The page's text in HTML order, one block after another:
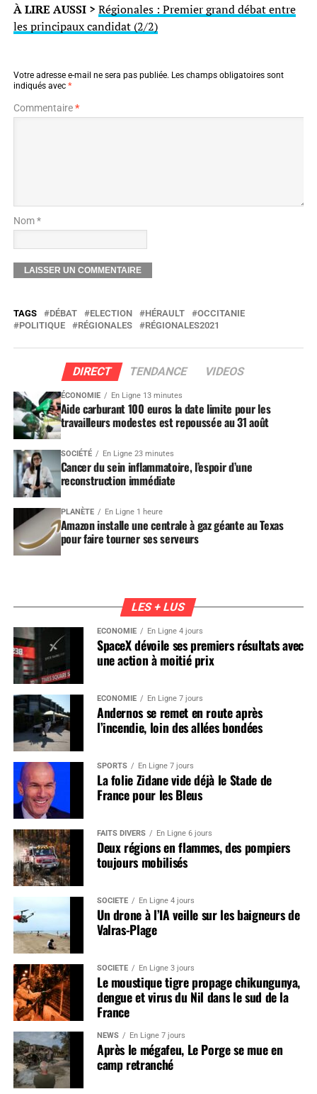
À LIRE AUSSI > Régionales : Premier grand débat entre
les principaux candidat (2/2)
Votre adresse e-mail ne sera pas publiée. Les champs obligatoires sont
indiqués avec *
Commentaire*
Nom *
TAGS DÉBAT ELECTION HÉRAULT
OCCITANIE
POLITIQUE
RÉGIONALES RÉGIONALES2021
DIRECT TENDANCE VIDEOS
ÉCONOMIE En Ligne 13 minutes
Aide carburant 100 euros la date limite pour les
travailleurs modestes est repoussée au 31 août
SOCIÉTÉ En Ligne 23 minutes
Cancer du sein inflammatoire, l’espoir d’une
reconstruction immédiate
PLANÈTE En Ligne 1 heure
Amazon installe une centrale à gaz géante au Texas
pour faire tourner ses serveurs
LES + LUS
ÉCONOMIE En Ligne 4 jours
SpaceX dévoile ses premiers résultats avec
une action à moitié prix
ÉCONOMIE En Ligne 7 jours
Andernos se remet en route après
l’incendie, loin des allées bondées
SPORTS En Ligne 7 jours
La folie Zidane vide déjà le Stade de
France pour les Bleus
FAITS DIVERS En Ligne 6 jours
Deux régions en flammes, des pompiers
toujours mobilisés
SOCIÉTÉ En Ligne 4 jours
Un drone à l’IA veille sur les baigneurs de
Valras-Plage
SOCIÉTÉ En Ligne 3 jours
Le moustique tigre propage chikungunya,
dengue et virus du Nil dans le sud de la
France
NEWS En Ligne 7 jours
Après le mégafeu, Le Porge se mue en
camp retranché